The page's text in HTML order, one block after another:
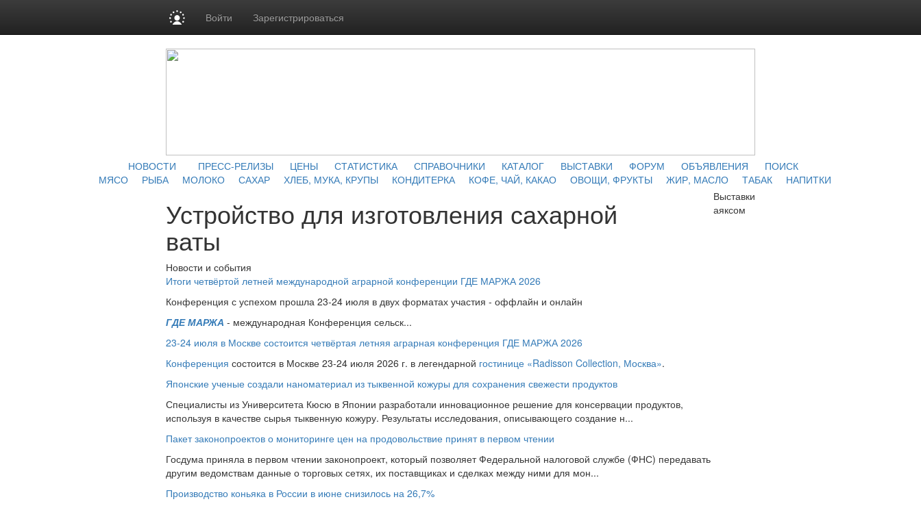
Войти Зарегистрироваться
НОВОСТИ ПРЕСС-РЕЛИЗЫ ЦЕНЫ СТАТИСТИКА СПРАВОЧНИКИ КАТАЛОГ ВЫСТАВКИ ФОРУМ ОБЪЯВЛЕНИЯ
ПОИСК
МЯСО
РЫБА МОЛОКО САХАР ХЛЕБ, МУКА, КРУПЫ КОНДИТЕРКА КОФЕ, ЧАЙ, КАКАО ОВОЩИ, ФРУКТЫ ЖИР, МАСЛО ТАБАК НАПИТКИ
Устройство для изготовления сахарной
ваты
Новости и события
Итоги четвёртой летней международной аграрной конференции ГДЕ МАРЖА 2026
Конференция с успехом прошла 23-24 июля в двух форматах участия - оффлайн и онлайн
ГДЕ МАРЖА - международная Конференция сельск...
23-24 июля в Москве состоится четвёртая летняя аграрная конференция ГДЕ МАРЖА 2026
Конференция состоится в Москве 23-24 июля 2026 г. в легендарной гостинице «Radisson Collection, Москва».
Японские ученые создали наноматериал из тыквенной кожуры для сохранения свежести продуктов
Специалисты из Университета Кюсю в Японии разработали инновационное решение для консервации продуктов,
используя в качестве сырья тыквенную кожуру. Результаты исследования, описывающего создание н...
Пакет законопроектов о мониторинге цен на продовольствие принят в первом чтении
Госдума приняла в первом чтении законопроект, который позволяет Федеральной налоговой службе (ФНС) передавать
другим ведомствам данные о торговых сетях, их поставщиках и сделках между ними для мон...
Производство коньяка в России в июне снизилось на 26,7%
Выставки
аяксом